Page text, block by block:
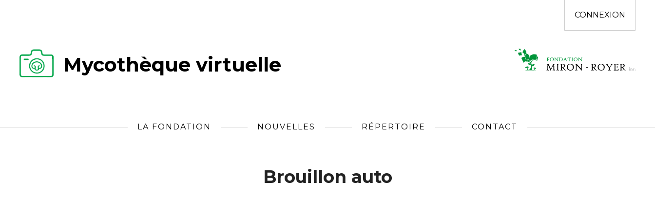
CONNEXION
Mycothèque virtuelle
LA FONDATION NOUVELLES RÉPERTOIRE CONTACT
Brouillon auto